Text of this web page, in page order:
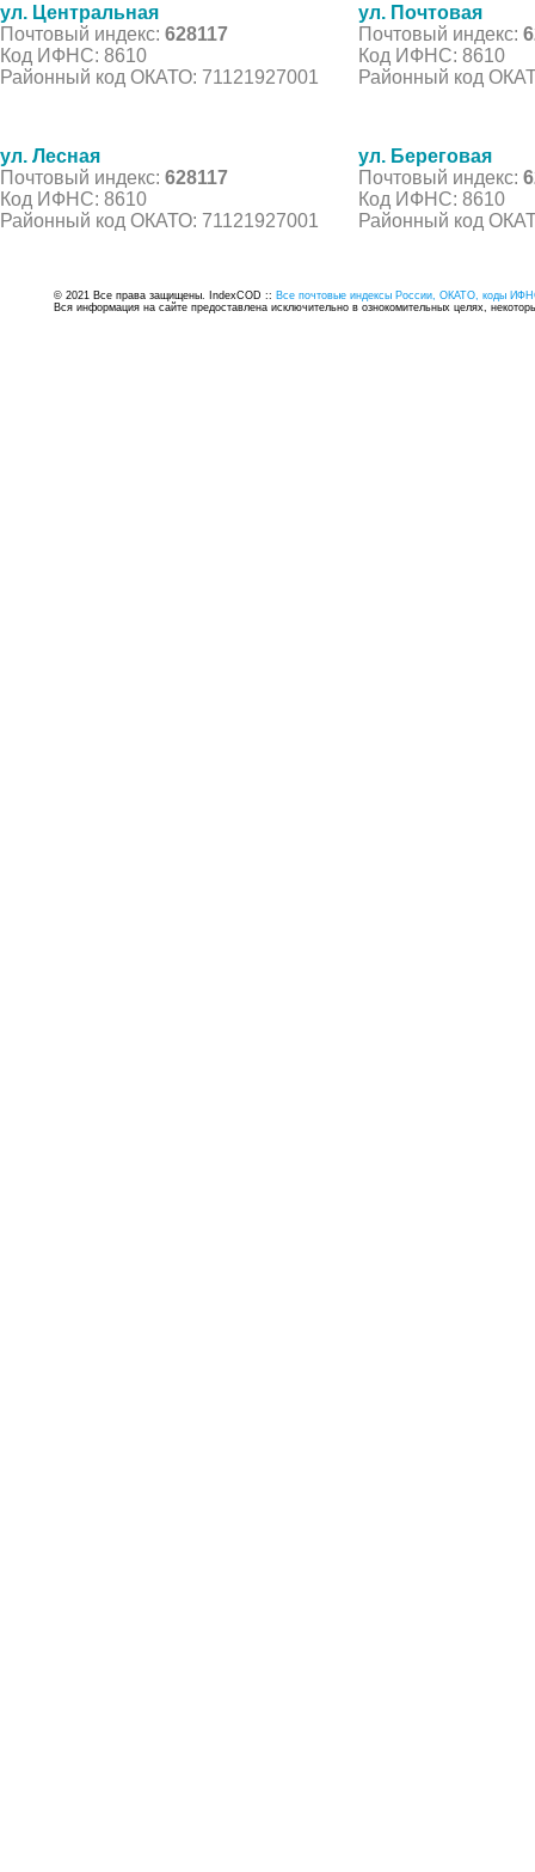
ул. Центральная
Почтовый индекс: 628117
Код ИФНС: 8610
Районный код ОКАТО: 71121927001
ул. Почтовая
Почтовый индекс:
Код ИФНС: 8610
Районный код
ул. Лесная
Почтовый индекс: 628117
Код ИФНС: 8610
Районный код ОКАТО: 71121927001
ул. Береговая
Почтовый индекс:
Код ИФНС: 8610
Районный код
© 2021 Все права защищены. IndexCOD :: Все почтовые индексы России, ОКАТО, коды
Вся информация на сайте предоставлена исключительно в ознокомительных целях,